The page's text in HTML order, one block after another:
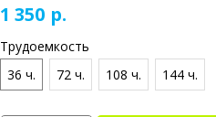
1 350 р.
Трудоемкость
36 ч.
72 ч. 108 ч. 144 ч.